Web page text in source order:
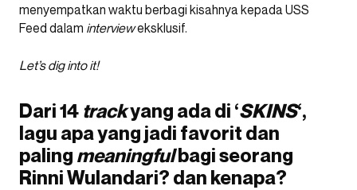
menyempatkan waktu berbagi kisahnya kepada USS
Feed dalam intervieweksklusif.
Let’s dig into it!
Dari 14 trackyang ada di ‘SKINS‘,
lagu apa yang jadi favorit dan
paling meaningfulbagi seorang
Rinni Wulandari? dan kenapa?